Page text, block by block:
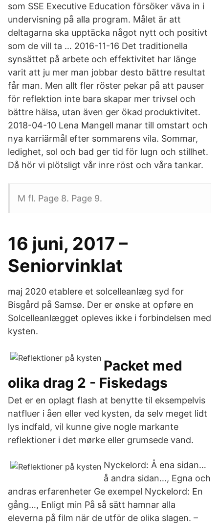
som SSE Executive Education försöker väva in i
undervisning på alla program. Målet är att
deltagarna ska upptäcka något nytt och positivt
som de vill ta … 2016-11-16 Det traditionella
synsättet på arbete och effektivitet har länge
varit att ju mer man jobbar desto bättre resultat
får man. Men allt fler röster pekar på att pauser
för reflektion inte bara skapar mer trivsel och
bättre hälsa, utan även ger ökad produktivitet.
2018-04-10 Lena Mangell manar till omstart och
nya karriärmål efter sommarens vila. Sommar,
ledighet, sol och bad ger tid för lugn och stillhet.
Då hör vi plötsligt vår inre röst och våra tankar.
M fl. Page 8. Page 9.
16 juni, 2017 –
Seniorvinklat
maj 2020 etablere et solcelleanlæg syd for
Bisgård på Samsø. Der er ønske at opføre en
Solcelleanlægget opleves ikke i forbindelsen med
kysten.
Packet med
olika drag 2 - Fiskedags
Det er en oplagt flash at benytte til eksempelvis
natfluer i åen eller ved kysten, da selv meget lidt
lys indfald, vil kunne give nogle markante
reflektioner i det mørke eller grumsede vand.
Nyckelord: Å ena sidan…
å andra sidan…, Egna och
andras erfarenheter Ge exempel Nyckelord: En
gång…, Enligt min På så sätt hamnar alla
eleverna på film när de utför de olika slagen. –